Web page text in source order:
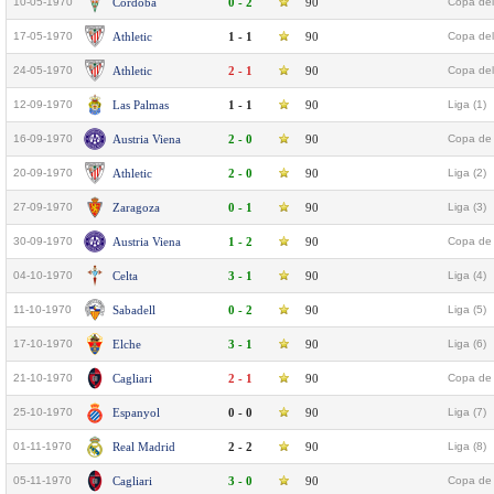
17-05-1970 Athletic 1 - 1 90 Copa
24-05-1970 Athletic 2 - 1 90 Copa
12-09-1970 Las Palmas 1 - 1 90 Liga (1)
16-09-1970 Austria Viena 2 - 0 90 Copa de
20-09-1970 Athletic 2 - 0 90 Liga (2)
27-09-1970 Zaragoza 0 - 1 90 Liga (3)
30-09-1970 Austria Viena 1 - 2 90 Copa de
04-10-1970 Celta 3 - 1 90 Liga (4)
11-10-1970 Sabadell 0 - 2 90 Liga (5)
17-10-1970 Elche 3 - 1 90 Liga (6)
21-10-1970 Cagliari 2 - 1 90 Copa de
25-10-1970 Espanyol 0 - 0 90 Liga (7)
01-11-1970 Real Madrid 2 - 2 90 Liga (8)
05-11-1970 Cagliari 3 - 0 90 Copa de